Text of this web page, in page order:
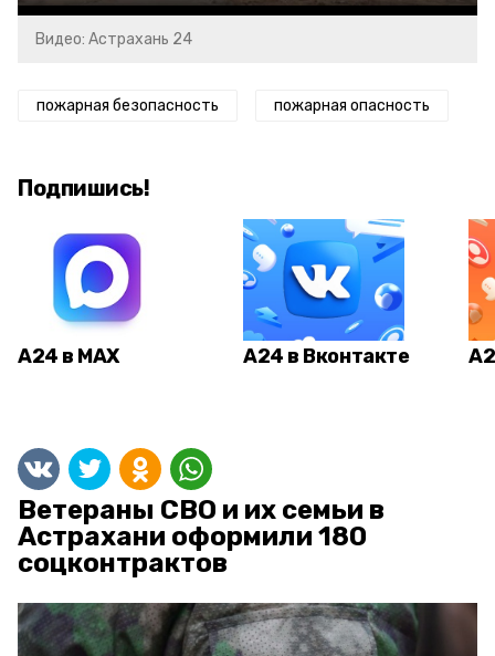
Видео: Астрахань 24
пожарная безопасность пожарная опасность
Подпишись!
А24 в MAX А24 в Вконтакте
Ветераны СВО и их семьи в
Астрахани оформили 180
соцконтрактов